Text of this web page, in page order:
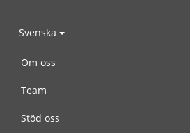
Svenska
Om oss
Team
Stöd oss